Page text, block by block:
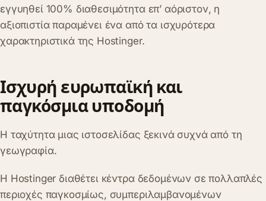
εγγυηθεί 100% διαθεσιμότητα επ’ αόριστον, η
αξιοπιστία παραμένει ένα από τα ισχυρότερα
χαρακτηριστικά της Hostinger.
Ισχυρή ευρωπαϊκή και
παγκόσμια υποδομή
Η ταχύτητα μιας ιστοσελίδας ξεκινά συχνά από τη
γεωγραφία.
Η Hostinger διαθέτει κέντρα δεδομένων σε πολλαπλές
περιοχές παγκοσμίως, συμπεριλαμβανομένων